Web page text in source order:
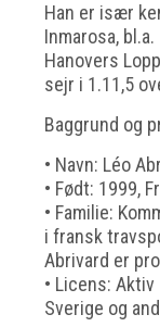
Han er især
Inmarosa,
Hanovers
sejr i 1.11,5
Baggrund og
• Navn: Léo
• Født: 1999,
• Familie:
i fransk
Abrivard er
• Licens:
Sverige og